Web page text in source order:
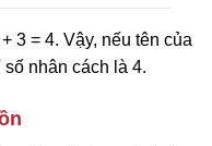
3 = 4. Vậy, nếu tên của
nhân cách là 4.